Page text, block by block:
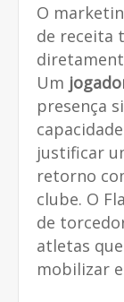
O
de receita
Um
presença
justificar
retorno
clube. O
de
atletas
mobilizar